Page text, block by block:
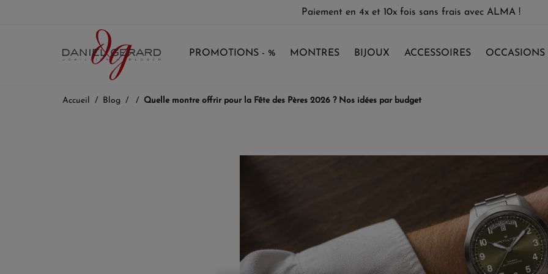
Paiement en 4x et 10x fois sans frais avec ALMA !
PROMOTIONS - % MONTRES BIJOUX ACCESSOIRES OCCASIONS
Accueil Blog Quelle montre offrir pour la Fête des Pères 2026 ? Nos idées par budget